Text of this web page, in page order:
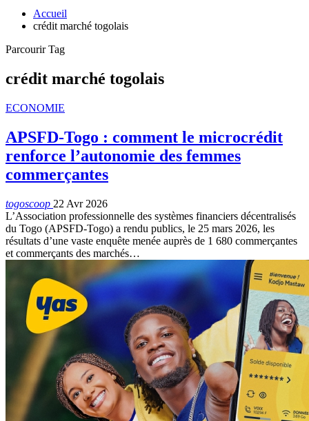
Accueil
crédit marché togolais
Parcourir Tag
crédit marché togolais
ECONOMIE
APSFD-Togo : comment le microcrédit
renforce l’autonomie des femmes
commerçantes
togoscoop 22 Avr 2026
L’Association professionnelle des systèmes financiers décentralisés
du Togo (APSFD-Togo) a rendu publics, le 25 mars 2026, les
résultats d’une vaste enquête menée auprès de 1 680 commerçantes
et commerçants des marchés…